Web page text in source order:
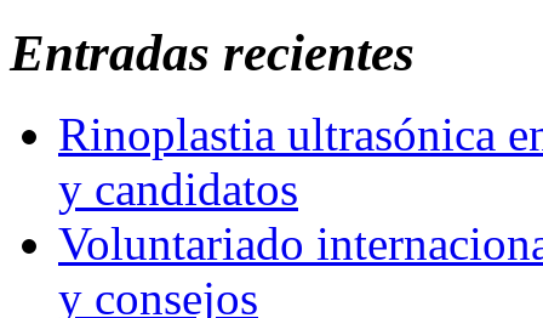
Entradas recientes
Rinoplastia ultrasónica
y candidatos
Voluntariado
y consejos